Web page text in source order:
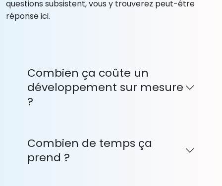
questions subsistent, vous y trouverez peut-être
réponse ici.
Combien ça coûte un
développement sur mesure
?
Combien de temps ça
prend ?